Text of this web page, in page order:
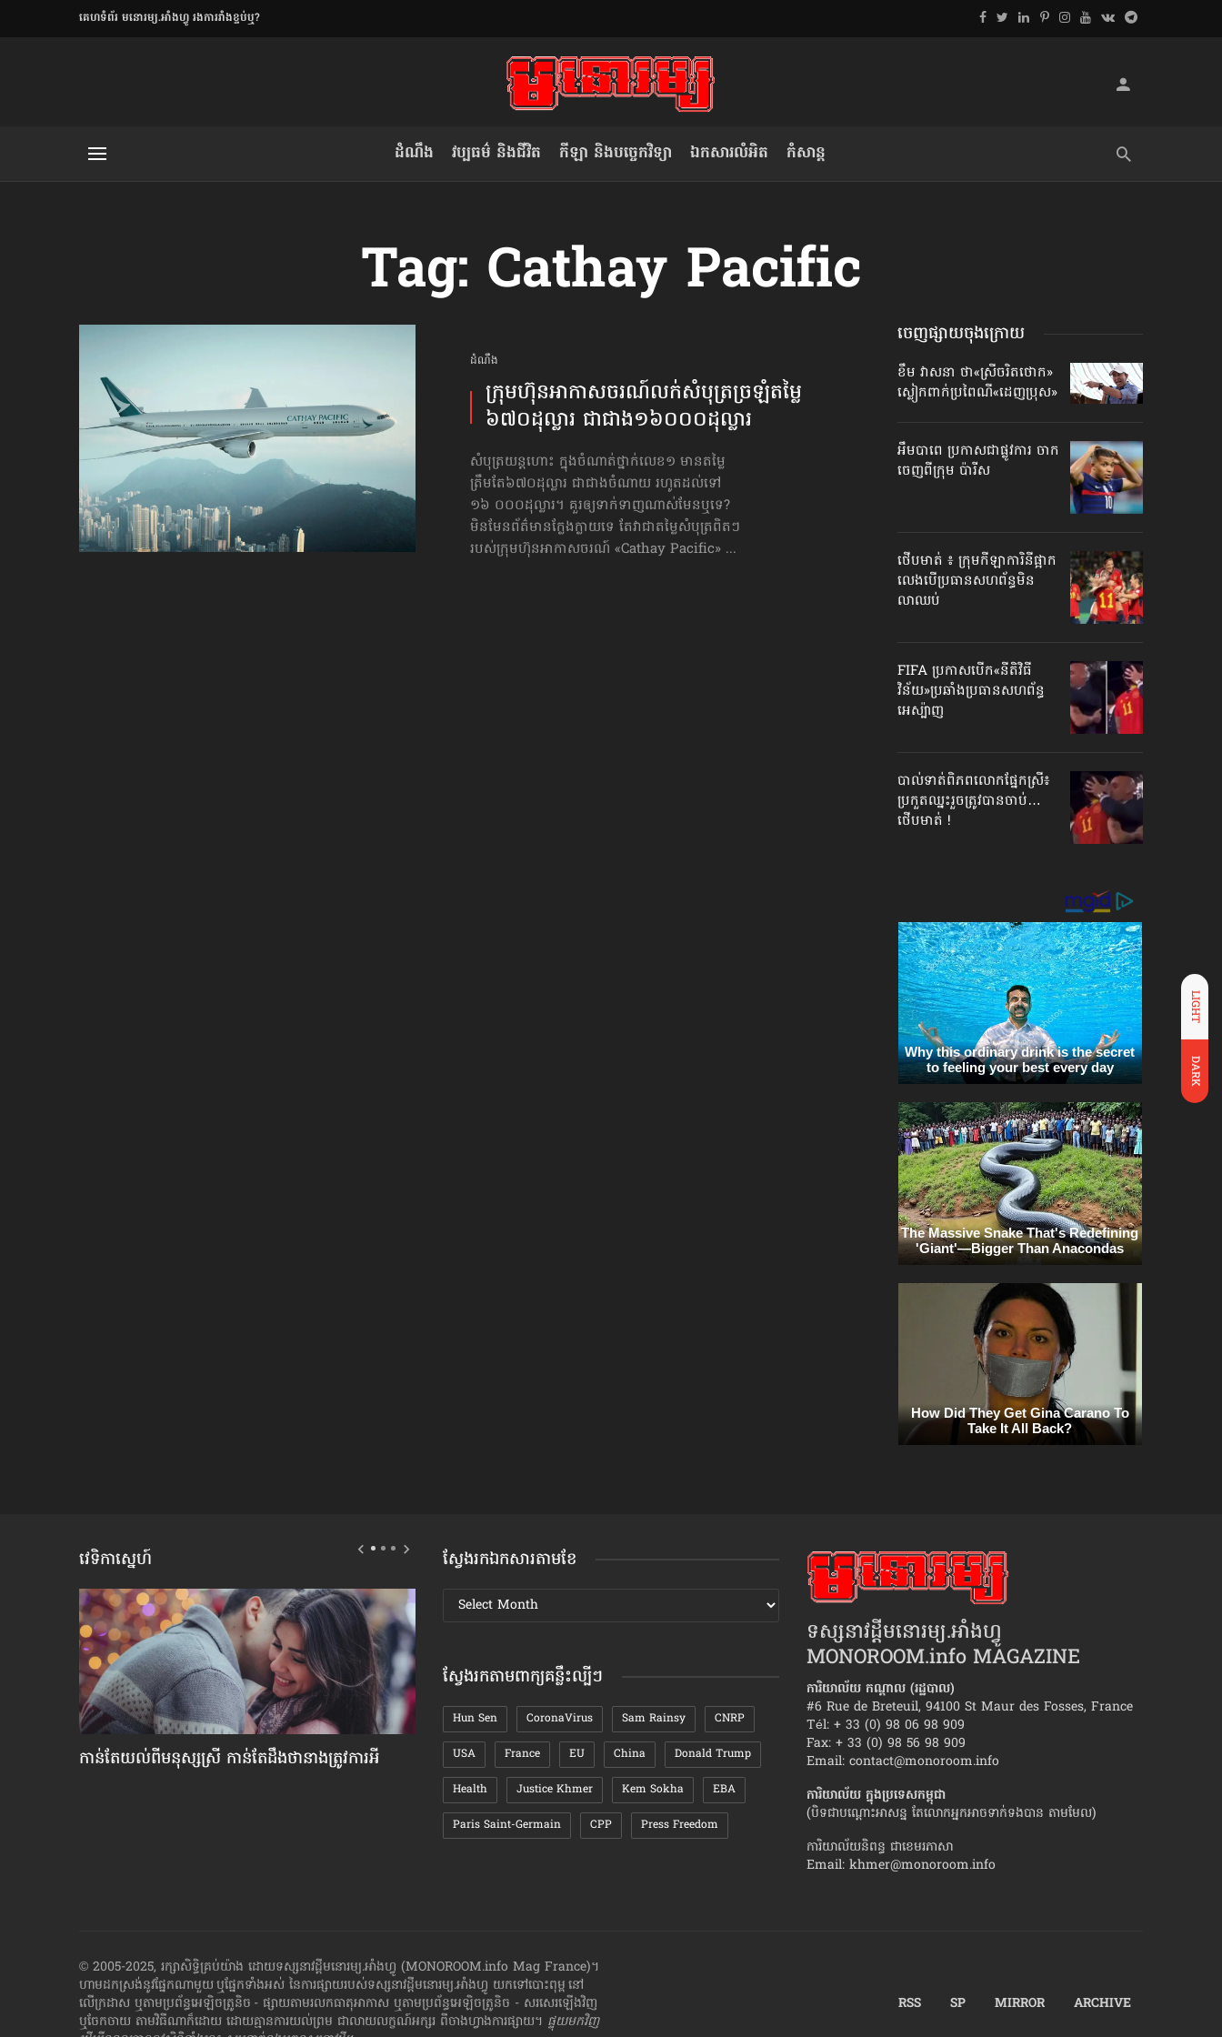
LIGHT
DARK
​គេហទំព័រ មនោរម្យ.អាំងហ្វូ រងការរាំងខ្ទប់ឬ?
ដំណឹង វប្បធម៌ និងជីវិត កីឡា និងបច្ចេកវិទ្យា ឯកសារលំអិត កំសាន្ដ
Tag: Cathay Pacific
ដំណឹង
ក្រុមហ៊ុន​អាកាសចរណ៍​លក់​សំបុត្រ​ច្រឡំ​តម្លៃ
៦៧០ដុល្លារ ជាជាង​១៦០០០​ដុល្លារ
សំបុត្រយន្ដហោះ ក្នុងចំណាត់ថ្នាក់លេខ១ មានតម្លៃ
ត្រឹមតែ៦៧០ដុល្លារ ជាជាងចំណាយ រហូតដល់ទៅ
១៦ ០០០ដុល្លារ។ គួរឲ្យទាក់ទាញណាស់មែនឬទេ?
មិនមែនព័ត៌មានក្លែងក្លាយទេ តែវាជាតម្លៃសំបុត្រពិតៗ
របស់ក្រុមហ៊ុនអាកាសចរណ៍ «Cathay Pacific» ...
ចេញផ្សាយចុងក្រោយ
ខឹម វាសនា ថា«ស្រីចរិតថោក»​
ស្លៀកពាក់ប្រពៃណី​«ដេញប្រុស»
អឹមបាពេ ប្រកាសជាផ្លូវការ ចាក
ចេញពីក្រុម ប៉ារីស
ថើបមាត់ ៖ ក្រុមកីឡាការិនី​ផ្អាក
លេង​​បើប្រធានសហព័ន្ធ​មិន
លាឈប់
FIFA ប្រកាសបើក​«នីតិវិធី
វិន័យ»​ប្រឆាំងប្រធានសហព័ន្ធ​
អេស្ប៉ាញ
បាល់ទាត់​ពិភពលោក​ផ្នែកស្រី៖
ប្រកួតឈ្នះរួច​ត្រូវបានចាប់…
ថើបមាត់ !
វេទិកាស្នេហ៍
កាន់តែ​យល់​ពី​មនុស្សស្រី កាន់​តែ​ដឹង​ថា​នាង​ត្រូវ​ការ​អី
វិធី​ធ្វើ​ឱ្យ​មិត្ត​ស្រី​ខ្លួន​មាន​អារម្មណ៍​ថា នាង​ជា​មនុស្ស​
ពិសេស
ហេតុផល៧យ៉ាង ដែល​ឈាន​ដល់​ការ«លែងលះ»
ស្វែងរកឯកសារតាមខែ
ស្វែងរក
ឯកសារ
ស្វែងរកតាមពាក្យគន្លឹះល្បីៗ
Hun Sen CoronaVirus Sam Rainsy CNRP
USA France EU China Donald Trump
Health Justice Khmer Kem Sokha EBA
Paris Saint-Germain CPP Press Freedom
ទស្សនាវដ្ដីមនោរម្យ.អាំងហ្វូ
MONOROOM.info MAGAZINE
ការិយាល័យ កណ្ដាល (រដ្ឋបាល)
#6 Rue de Breteuil, 94100 St Maur des Fosses, France
Tél: + 33 (0) 98 06 98 909
Fax: + 33 (0) 98 56 98 909
Email: contact@monoroom.info
ការិយាល័យ ក្នុង​ប្រទេស​កម្ពុជា
(បិទជាបណ្ដោះអាសន្ន តែលោកអ្នកអាចទាក់ទងបាន តាមមែល)
ការិយាល័យនិពន្ធ ជាខេមរភាសា
Email: khmer@monoroom.info
© 2005-2025, រក្សាសិទ្ធិគ្រប់យ៉ាង ដោយទស្សនាវដ្ដី​មនោរម្យ.អាំងហ្វូ (MONOROOM.info Mag France)។
ហាម​ដក​ស្រង់​នូវ​ផ្នែក​ណា​មួយ​ ឬ​ផ្នែក​ទាំង​អស់ ​នៃ​ការ​ផ្សាយ​របស់​ទស្សនាវដ្ដី​​មនោរម្យ.អាំងហ្វូ យក​ទៅ​​បោះពុម្ព នៅ
លើក្រដាស ឬតាម​ប្រព័ន្ធ​អេឡិច​ត្រូនិច - ផ្សាយ​តាម​រលក​ធាតុអាកាស ឬតាមប្រព័ន្ធអេឡិចត្រូនិច - សរសេរ​ឡើង​វិញ
ឬ​ចែក​ចាយ​ តាមវិធីណាក៏ដោយ ដោយ​គ្មាន​ការ​យល់ព្រម ជា​លាយ​លក្ខណ៍​អក្សរ​ ពី​ចាងហ្វាង​ការ​ផ្សាយ​។ ផ្ទុយមកវិញ
RSS SP MIRROR ARCHIVE
សម រង្ស៊ី៖ កម្ពុជាគួរមើលគំរូ​តាម​
វៀតណាម ក្នុង​ការប្តូរ​មេដឹកនាំ របស់​
ខ្លួន
លិខិតប្រិយមិត្ត៖ «កាមតណ្ហា​
មនុស្ស»
ចរិតថោក»​ស្លៀកពាក់
ប្រពៃណី​«ដេញប្រុស»
អឹមបាពេ ប្រកាសជាផ្លូវការ
ចាកចេញពីក្រុម ប៉ារីស
ថើបមាត់ ៖ ក្រុមកីឡាការិនី​
ផ្អាកលេង​​បើប្រធានសហព័ន្ធ​